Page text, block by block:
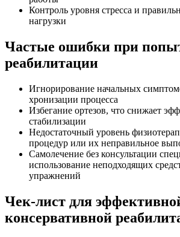
Контроль уровня стресса и
нагрузки
Частые ошибки при
реабилитации
Игнорирование начальных
хронизации процесса
Избегание ортезов, что снижает
стабилизации
Недостаточный уровень
процедур или их неправильное
Самолечение без консультации
использование неподходящих
упражнений
Чек-лист для
консервативной